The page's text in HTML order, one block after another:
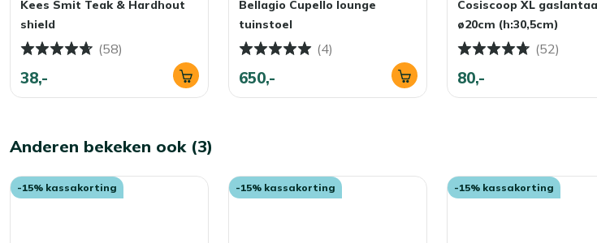
Ons advies? Bewaar ze in de herfst en winter binnen of in een waterdichte opbergbox. Zo blijven
droog en altijd klaar voor gebruik!
Kees Smit Teak & Hardhout
shield
(58)
38,-
Bellagio Cupello lounge
tuinstoel
(4)
650,-
Cosiscoop XL
ø20cm (h:30,5cm)
(52)
80,-
Anderen bekeken ook (3)
-15% kassakorting -15% kassakorting -15% kassakorting